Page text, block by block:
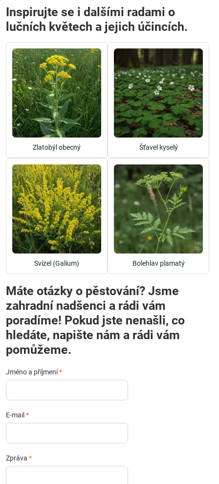
Inspirujte se i dalšími radami o
lučních květech a jejich účincích.
Zlatobýl obecný Šťavel kyselý
Svízel (Galium) Bolehlav plamatý
Máte otázky o pěstování? Jsme
zahradní nadšenci a rádi vám
poradíme! Pokud jste nenašli, co
hledáte, napište nám a rádi vám
pomůžeme.
Jméno a příjmení*
E-mail *
Zpráva *